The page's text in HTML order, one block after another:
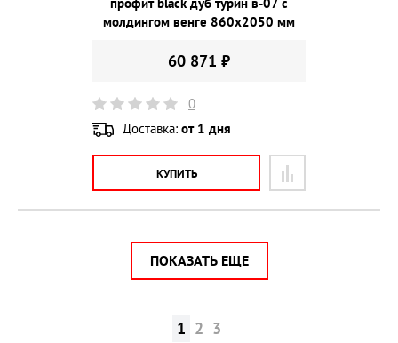
молдингом венге 860х2050 мм
60 871 ₽
0
Доставка: от 1 дня
КУПИТЬ
ПОКАЗАТЬ ЕЩЕ
1 2 3